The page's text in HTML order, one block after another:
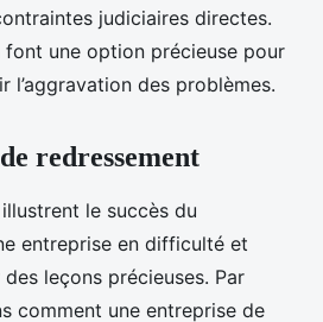
judiciaires directes.
une option précieuse pour
l’aggravation des problèmes.
redressement
illustrent le succès du
entreprise en difficulté et
leçons précieuses. Par
comment une entreprise de